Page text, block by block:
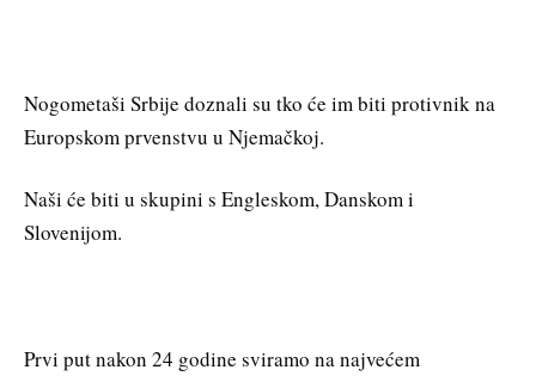
Nogometaši Srbije doznali su tko će im biti protivnik na
Europskom prvenstvu u Njemačkoj.
Naši će biti u skupini s Engleskom, Danskom i
Slovenijom.
Prvi put nakon 24 godine sviramo na najvećem